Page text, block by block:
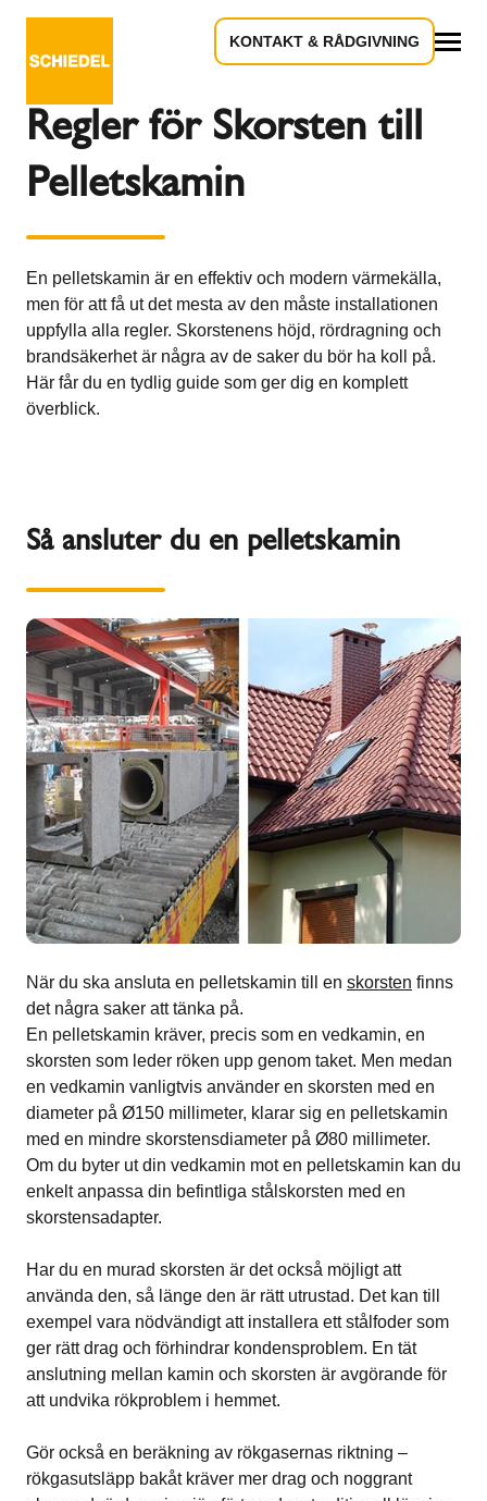
KONTAKT & RÅDGIVNING
Regler för Skorsten till
Pelletskamin
En pelletskamin är en effektiv och modern värmekälla,
men för att få ut det mesta av den måste installationen
uppfylla alla regler. Skorstenens höjd, rördragning och
brandsäkerhet är några av de saker du bör ha koll på.
Här får du en tydlig guide som ger dig en komplett
överblick.
Så ansluter du en pelletskamin
När du ska ansluta en pelletskamin till en skorsten finns
det några saker att tänka på.
En pelletskamin kräver, precis som en vedkamin, en
skorsten som leder röken upp genom taket. Men medan
en vedkamin vanligtvis använder en skorsten med en
diameter på Ø150 millimeter, klarar sig en pelletskamin
med en mindre skorstensdiameter på Ø80 millimeter.
Om du byter ut din vedkamin mot en pelletskamin kan du
enkelt anpassa din befintliga stålskorsten med en
skorstensadapter.
Har du en murad skorsten är det också möjligt att
använda den, så länge den är rätt utrustad. Det kan till
exempel vara nödvändigt att installera ett stålfoder som
ger rätt drag och förhindrar kondensproblem. En tät
anslutning mellan kamin och skorsten är avgörande för
att undvika rökproblem i hemmet.
Gör också en beräkning av rökgasernas riktning –
rökgasutsläpp bakåt kräver mer drag och noggrant